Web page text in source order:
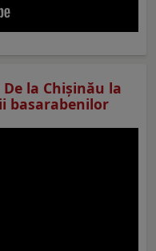
la Chișinău la
basarabenilor